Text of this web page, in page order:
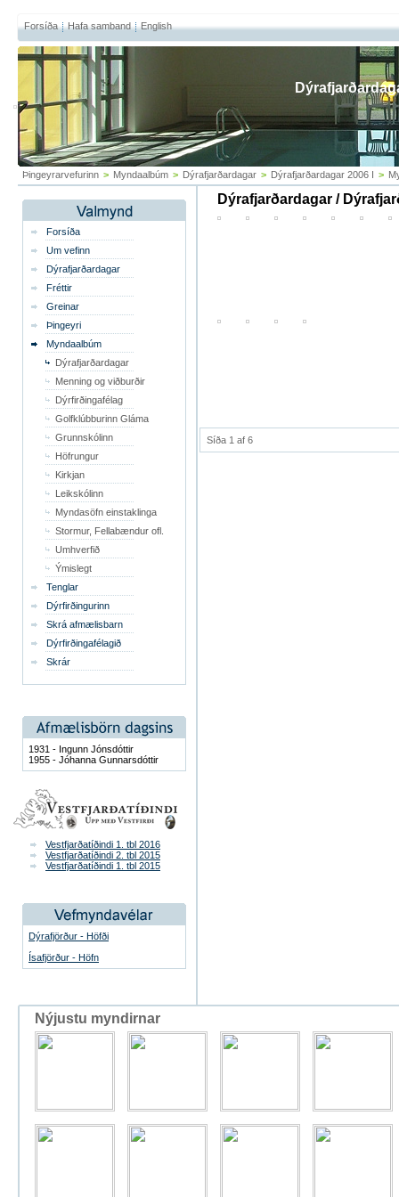
Forsíða Hafa samband English
Þingeyrarvefurinn > Myndaalbúm > Dýrafjarðardagar > Dýrafjarðardagar 2006 I >
Forsíða
Um vefinn
Dýrafjarðardagar
Fréttir
Greinar
Þingeyri
Myndaalbúm
Dýrafjarðardagar
Menning og viðburðir
Dýrfirðingafélag
Golfklúbburinn Gláma
Grunnskólinn
Höfrungur
Kirkjan
Leikskólinn
Myndasöfn einstaklinga
Stormur, Fellabændur ofl.
Umhverfið
Ýmislegt
Tenglar
Dýrfirðingurinn
Skrá afmælisbarn
Dýrfirðingafélagið
Skrár
1931 - Ingunn Jónsdóttir
1955 - Jóhanna Gunnarsdóttir
Vestfjarðatíðindi 1. tbl 2016
Vestfjarðatíðindi 2. tbl 2015
Vestfjarðatíðindi 1. tbl 2015
Dýrafjörður - Höfði
Ísafjörður - Höfn
Dýrafjarðardagar /
Síða 1 af 6
Nýjustu myndirnar